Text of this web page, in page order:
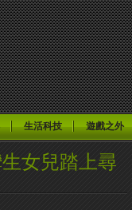
生活科技 遊戲之外
女兒踏上尋